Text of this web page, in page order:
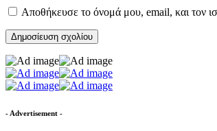
Αποθήκευσε το όνομά μου, email, και τον
- Advertisement -